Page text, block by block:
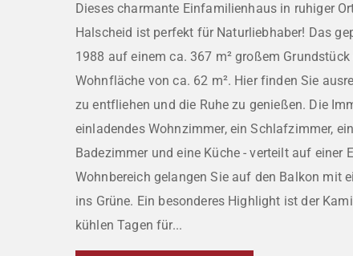
Dieses charmante Einfamilienhaus in ruhiger
Halscheid ist perfekt für Naturliebhaber! Das
1988 auf einem ca. 367 m² großem
Wohnfläche von ca. 62 m². Hier finden Sie
zu entfliehen und die Ruhe zu genießen. Die
einladendes Wohnzimmer, ein Schlafzimmer,
Badezimmer und eine Küche - verteilt auf einer
Wohnbereich gelangen Sie auf den Balkon mit
ins Grüne. Ein besonderes Highlight ist der
kühlen Tagen für...